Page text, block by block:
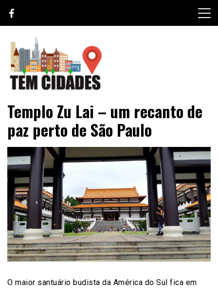
content
TEM CIDADES
Templo Zu Lai – um recanto de
paz perto de São Paulo
O maior santuário budista da América do Sul fica em